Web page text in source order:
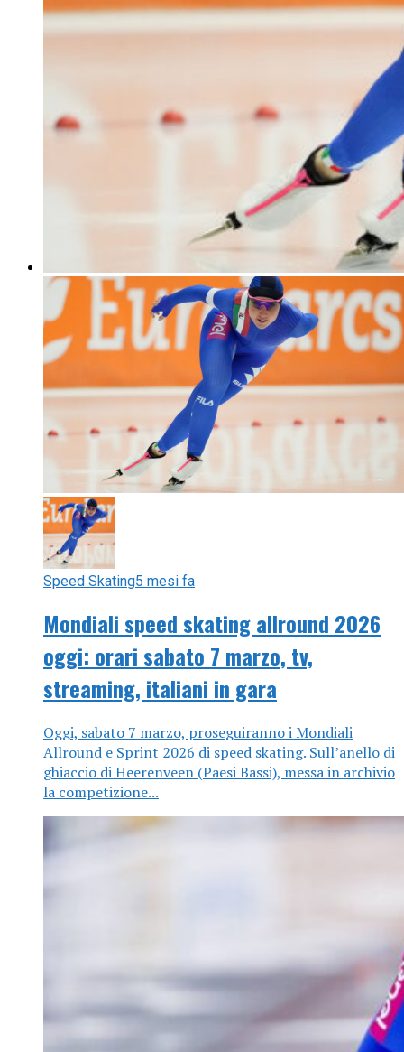
Speed Skating5 mesi fa
Mondiali speed skating allround 2026
oggi: orari sabato 7 marzo, tv,
streaming, italiani in gara
Oggi, sabato 7 marzo, proseguiranno i Mondiali
Allround e Sprint 2026 di speed skating. Sull’anello di
ghiaccio di Heerenveen (Paesi Bassi), messa in archivio
la competizione...